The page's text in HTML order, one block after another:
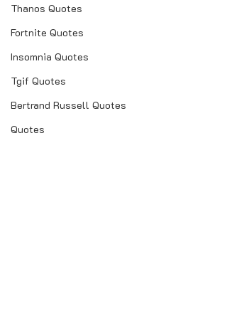
Thanos Quotes
Fortnite Quotes
Insomnia Quotes
Tgif Quotes
Bertrand Russell Quotes
Quotes